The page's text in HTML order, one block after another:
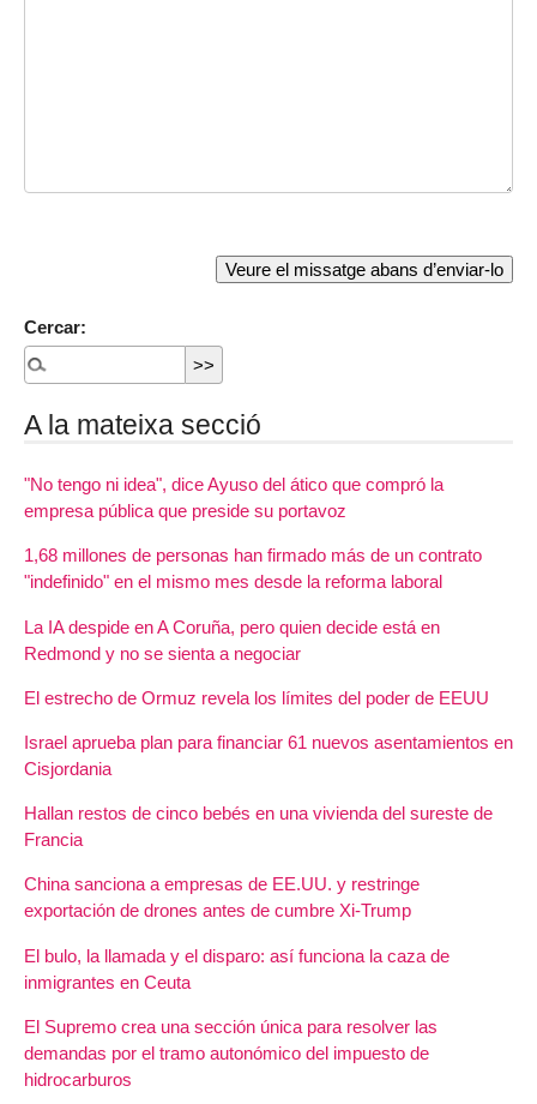
Cercar:
A la mateixa secció
"No tengo ni idea", dice Ayuso del ático que compró la
empresa pública que preside su portavoz
1,68 millones de personas han firmado más de un contrato
"indefinido" en el mismo mes desde la reforma laboral
La IA despide en A Coruña, pero quien decide está en
Redmond y no se sienta a negociar
El estrecho de Ormuz revela los límites del poder de EEUU
Israel aprueba plan para financiar 61 nuevos asentamientos en
Cisjordania
Hallan restos de cinco bebés en una vivienda del sureste de
Francia
China sanciona a empresas de EE.UU. y restringe
exportación de drones antes de cumbre Xi-Trump
El bulo, la llamada y el disparo: así funciona la caza de
inmigrantes en Ceuta
El Supremo crea una sección única para resolver las
demandas por el tramo autonómico del impuesto de
hidrocarburos